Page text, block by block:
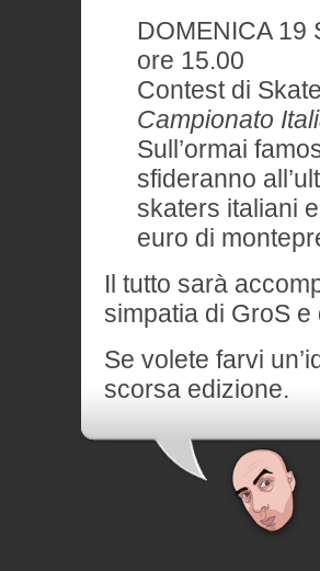
DOMENICA 19
ore 15.00
Contest di
Campionato
Sull’ormai
sfideranno
skaters italiani
euro di
Il tutto sarà
simpatia di GroS e
Se volete farvi
scorsa edizione.